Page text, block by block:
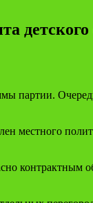
местного
контрактным